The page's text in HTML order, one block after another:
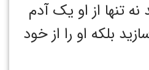
تنها از او یک آدم
بلکه او را از خود